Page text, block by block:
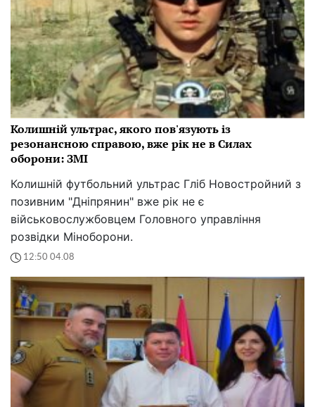
Колишній ультрас, якого пов'язують із
резонансною справою, вже рік не в Силах
оборони: ЗМІ
Колишній футбольний ультрас Гліб Новостройний з
позивним "Дніпрянин" вже рік не є
військовослужбовцем Головного управління
розвідки Міноборони.
12:50 04.08